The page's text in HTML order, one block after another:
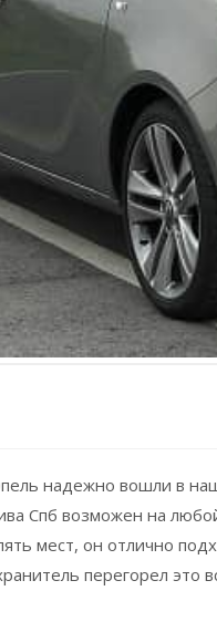
надежно вошли в
Спб возможен на
мест, он отлично
перегорел это